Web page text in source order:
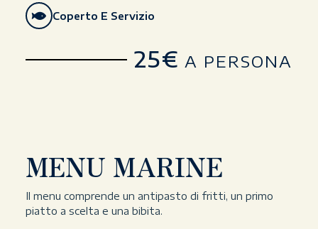
Coperto E Servizio
25€ A PERSONA
MENU MARINE
Il menu comprende un antipasto di fritti, un primo
piatto a scelta e una bibita.